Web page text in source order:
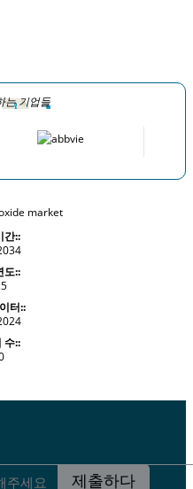
는 기업들
간::
도::
터::
수::
제출하다